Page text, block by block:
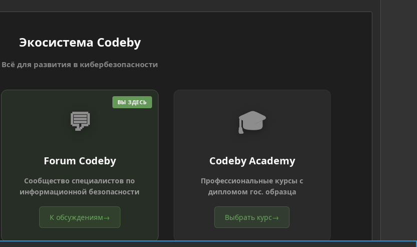
Экосистема Codeby
Всё для развития в кибербезопасности
ВЫ ЗДЕСЬ
💬
Forum Codeby
Сообщество специалистов по
информационной безопасности
К обсуждениям→
🎓
Codeby Academy
Профессиональные курсы с
дипломом гос. образца
Выбрать курс→